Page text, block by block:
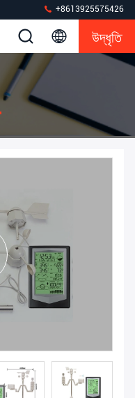
+8613925575426
উদ্ধৃতি